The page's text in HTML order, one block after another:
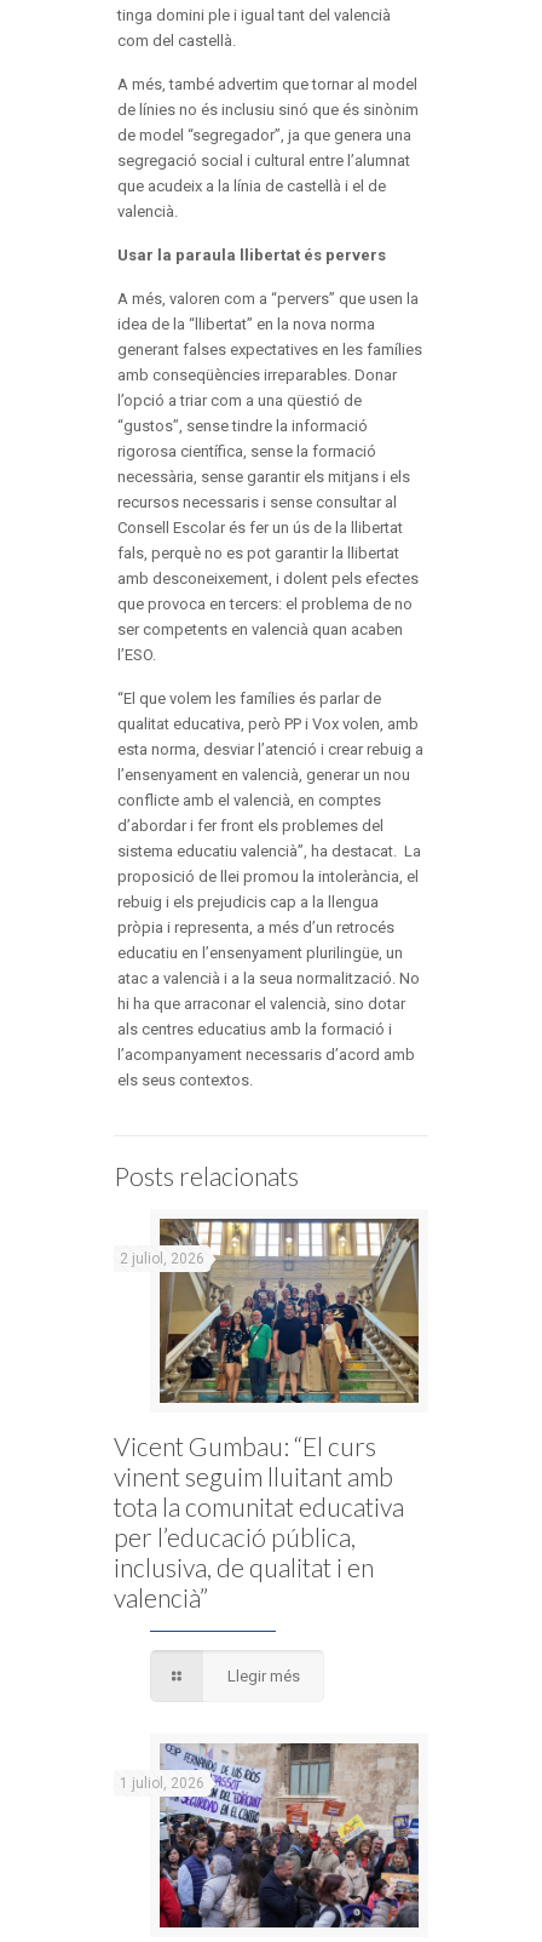
tinga domini ple i igual tant del valencià
com del castellà.
A més, també advertim que tornar al model
de línies no és inclusiu sinó que és sinònim
de model “segregador”, ja que genera una
segregació social i cultural entre l’alumnat
que acudeix a la línia de castellà i el de
valencià.
Usar la paraula llibertat és pervers
A més, valoren com a “pervers” que usen la
idea de la “llibertat” en la nova norma
generant falses expectatives en les famílies
amb conseqüències irreparables. Donar
l’opció a triar com a una qüestió de
“gustos”, sense tindre la informació
rigorosa científica, sense la formació
necessària, sense garantir els mitjans i els
recursos necessaris i sense consultar al
Consell Escolar és fer un ús de la llibertat
fals, perquè no es pot garantir la llibertat
amb desconeixement, i dolent pels efectes
que provoca en tercers: el problema de no
ser competents en valencià quan acaben
l’ESO.
“El que volem les famílies és parlar de
qualitat educativa, però PP i Vox volen, amb
esta norma, desviar l’atenció i crear rebuig a
l’ensenyament en valencià, generar un nou
conflicte amb el valencià, en comptes
d’abordar i fer front els problemes del
sistema educatiu valencià”, ha destacat. La
proposició de llei promou la intolerància, el
rebuig i els prejudicis cap a la llengua
pròpia i representa, a més d’un retrocés
educatiu en l’ensenyament plurilingüe, un
atac a valencià i a la seua normalització. No
hi ha que arraconar el valencià, sino dotar
als centres educatius amb la formació i
l’acompanyament necessaris d’acord amb
els seus contextos.
Posts relacionats
2 juliol, 2026
Vicent Gumbau: “El curs
vinent seguim lluitant amb
tota la comunitat educativa
per l’educació pública,
inclusiva, de qualitat i en
valencià”
Llegir més
1 juliol, 2026